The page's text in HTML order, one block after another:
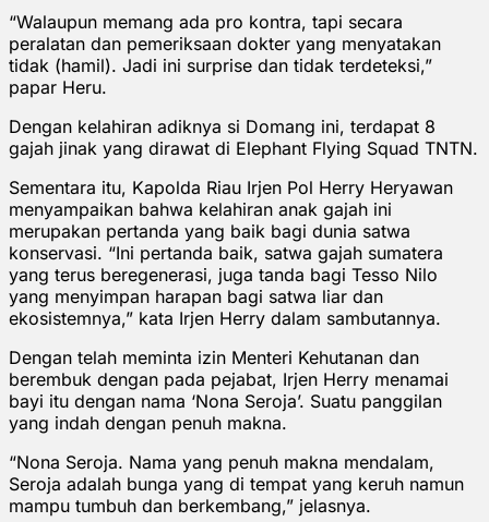
“Walaupun memang ada pro kontra, tapi secara
peralatan dan pemeriksaan dokter yang menyatakan
tidak (hamil). Jadi ini surprise dan tidak terdeteksi,”
papar Heru.
Dengan kelahiran adiknya si Domang ini, terdapat 8
gajah jinak yang dirawat di Elephant Flying Squad TNTN.
Sementara itu, Kapolda Riau Irjen Pol Herry Heryawan
menyampaikan bahwa kelahiran anak gajah ini
merupakan pertanda yang baik bagi dunia satwa
konservasi. “Ini pertanda baik, satwa gajah sumatera
yang terus beregenerasi, juga tanda bagi Tesso Nilo
yang menyimpan harapan bagi satwa liar dan
ekosistemnya,” kata Irjen Herry dalam sambutannya.
Dengan telah meminta izin Menteri Kehutanan dan
berembuk dengan pada pejabat, Irjen Herry menamai
bayi itu dengan nama ‘Nona Seroja’. Suatu panggilan
yang indah dengan penuh makna.
“Nona Seroja. Nama yang penuh makna mendalam,
Seroja adalah bunga yang di tempat yang keruh namun
mampu tumbuh dan berkembang,” jelasnya.